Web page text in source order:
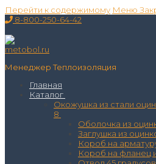
Перейти к содержимому Меню
8-800-250-64-42
Менеджер Теплоизоляция
Главная
Каталог
Окожушка из стали
8
Оболочка из
Заглушка из
Короб на
Короб на фланец